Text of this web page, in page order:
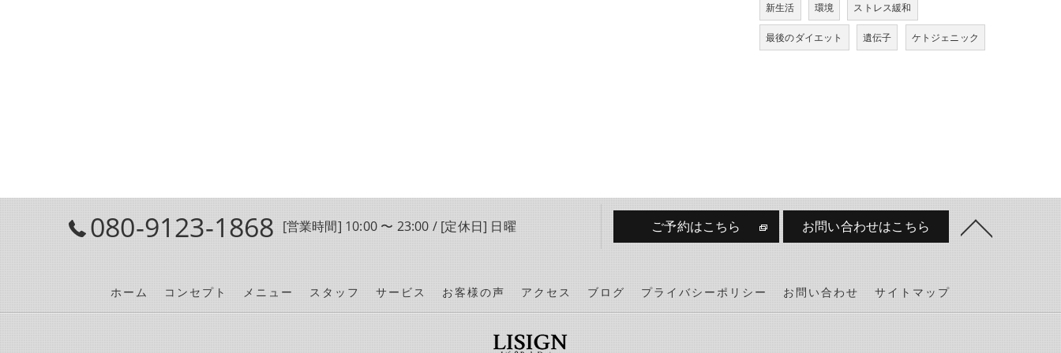
新生活 環境 ストレス緩和
最後のダイエット 遺伝子 ケトジェニック
080-9123-1868 [営業時間] 10:00 〜 23:00 / [定休日] 日曜 ご予約はこちら お問い合わせはこちら
ホーム コンセプト メニュー スタッフ サービス お客様の声 アクセス ブログ プライバシーポリシー お問い合わせ サイトマップ